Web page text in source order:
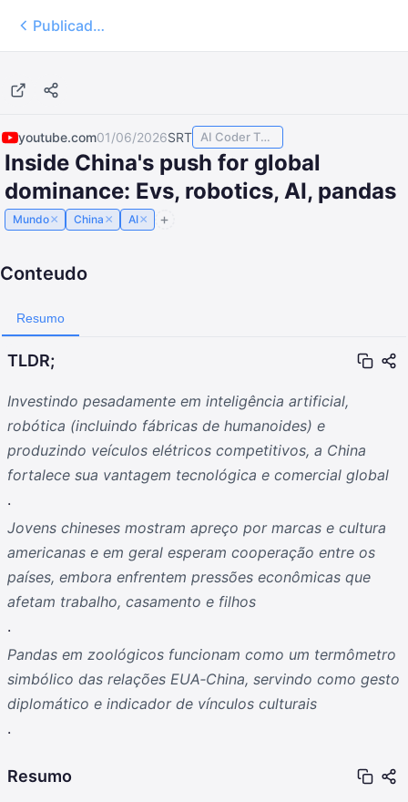
Publicados
youtube.com01/06/2026SRT AI Coder TODAY
Inside China's push for global
dominance: Evs, robotics, AI, pandas
Mundo× China × AI×
Conteudo
Resumo
TLDR;
Investindo pesadamente em inteligência artificial,
robótica (incluindo fábricas de humanoides) e
produzindo veículos elétricos competitivos, a China
fortalece sua vantagem tecnológica e comercial global
.
Jovens chineses mostram apreço por marcas e cultura
americanas e em geral esperam cooperação entre os
países, embora enfrentem pressões econômicas que
afetam trabalho, casamento e filhos
.
Pandas em zoológicos funcionam como um termômetro
simbólico das relações EUA‑China, servindo como gesto
diplomático e indicador de vínculos culturais
.
Resumo